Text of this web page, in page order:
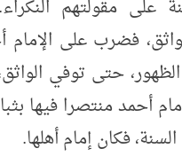
على مقولتهم
فضرب على الإمام
حتى توفي
أحمد منتصرا فيها
فكان إمام أهلها.